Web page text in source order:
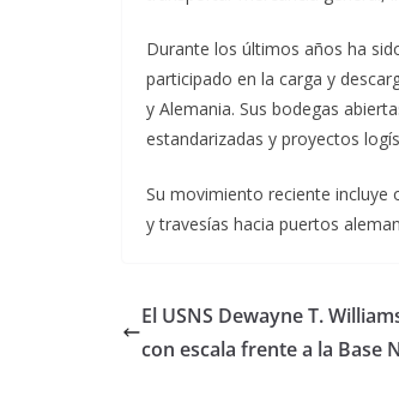
Durante los últimos años ha
participado en la carga y
y Alemania. Sus bodegas
estandarizadas y proyectos
Su movimiento reciente incluye
y travesías hacia puertos
El USNS Dewayne T.
con escala frente a la Base